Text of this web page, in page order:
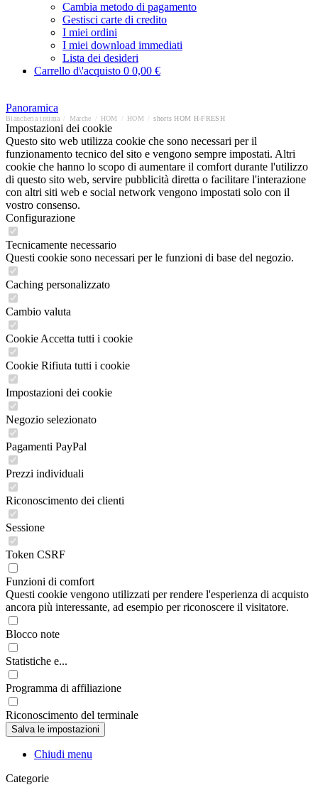
Cambia metodo di pagamento
Gestisci carte di credito
I miei ordini
I miei download immediati
Lista dei desideri
Carrello d\'acquisto 0 0,00 €
Panoramica
Biancheria intima Marche HOM HOM shorts HOM H-FRESH
Impostazioni dei cookie
Questo sito web utilizza cookie che sono necessari per il
funzionamento tecnico del sito e vengono sempre impostati. Altri
cookie che hanno lo scopo di aumentare il comfort durante l'utilizzo
di questo sito web, servire pubblicità diretta o facilitare l'interazione
con altri siti web e social network vengono impostati solo con il
vostro consenso.
Configurazione
Tecnicamente necessario
Questi cookie sono necessari per le funzioni di base del negozio.
Caching personalizzato
Cambio valuta
Cookie Accetta tutti i cookie
Cookie Rifiuta tutti i cookie
Impostazioni dei cookie
Negozio selezionato
Pagamenti PayPal
Prezzi individuali
Riconoscimento dei clienti
Sessione
Token CSRF
Funzioni di comfort
Questi cookie vengono utilizzati per rendere l'esperienza di acquisto
ancora più interessante, ad esempio per riconoscere il visitatore.
Blocco note
Statistiche e...
Programma di affiliazione
Riconoscimento del terminale
Chiudi menu
Categorie